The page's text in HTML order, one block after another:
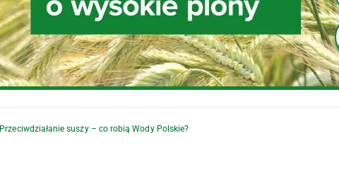
Przeciwdziałanie suszy – co robią Wody Polskie?